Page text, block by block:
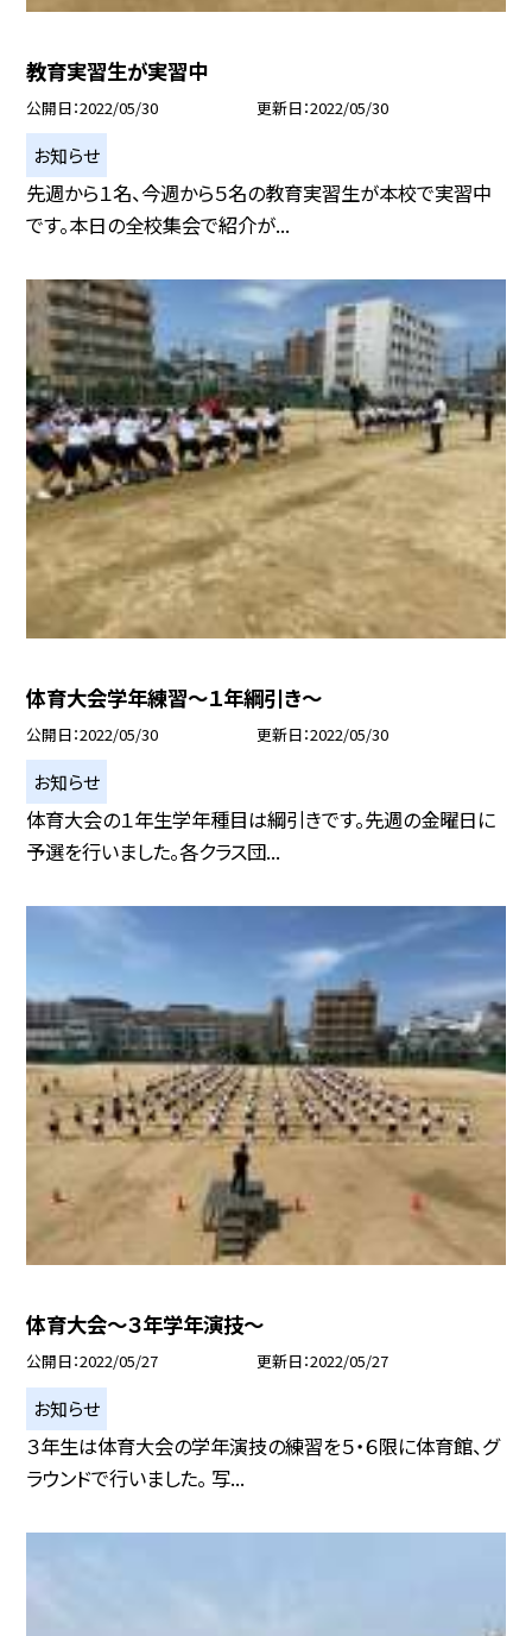
教育実習生が実習中
公開日 2022/05/30 更新日 2022/05/30
お知らせ
先週から１名、今週から５名の教育実習生が本校で実習中
です。本日の全校集会で紹介が...
体育大会学年練習〜１年綱引き〜
公開日 2022/05/30 更新日 2022/05/30
お知らせ
体育大会の１年生学年種目は綱引きです。先週の金曜日に
予選を行いました。各クラス団...
体育大会〜３年学年演技〜
公開日 2022/05/27 更新日 2022/05/27
お知らせ
３年生は体育大会の学年演技の練習を５・６限に体育館、グ
ラウンドで行いました。 写...